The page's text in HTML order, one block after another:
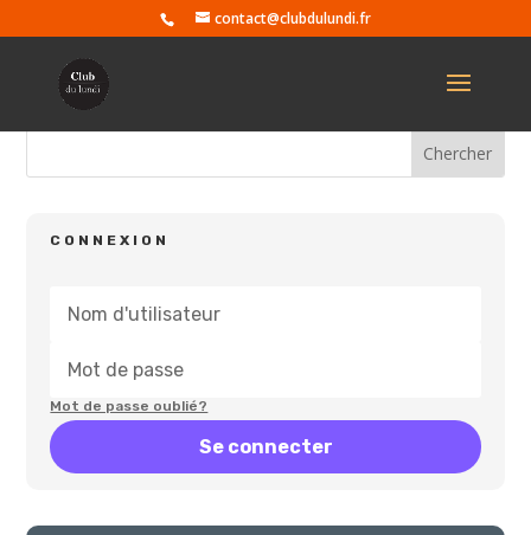
contact@clubdulundi.fr
CONNEXION
Mot de passe oublié?
Se connecter